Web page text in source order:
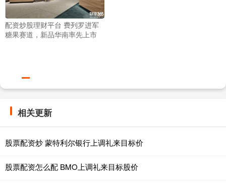
配资炒股理财平台 费列罗进军
糖果赛道，新品华南率先上市
相关更新
股票配资炒 蒙特利尔银行上调礼来目标价
股票配资怎么配 BMO上调礼来目标股价